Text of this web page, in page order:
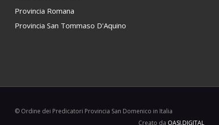
Provincia Romana
Provincia San Tommaso D'Aquino
© Ordine dei Predicatori Provincia San Domenico in Italia
Creato da OASI.DIGITAL